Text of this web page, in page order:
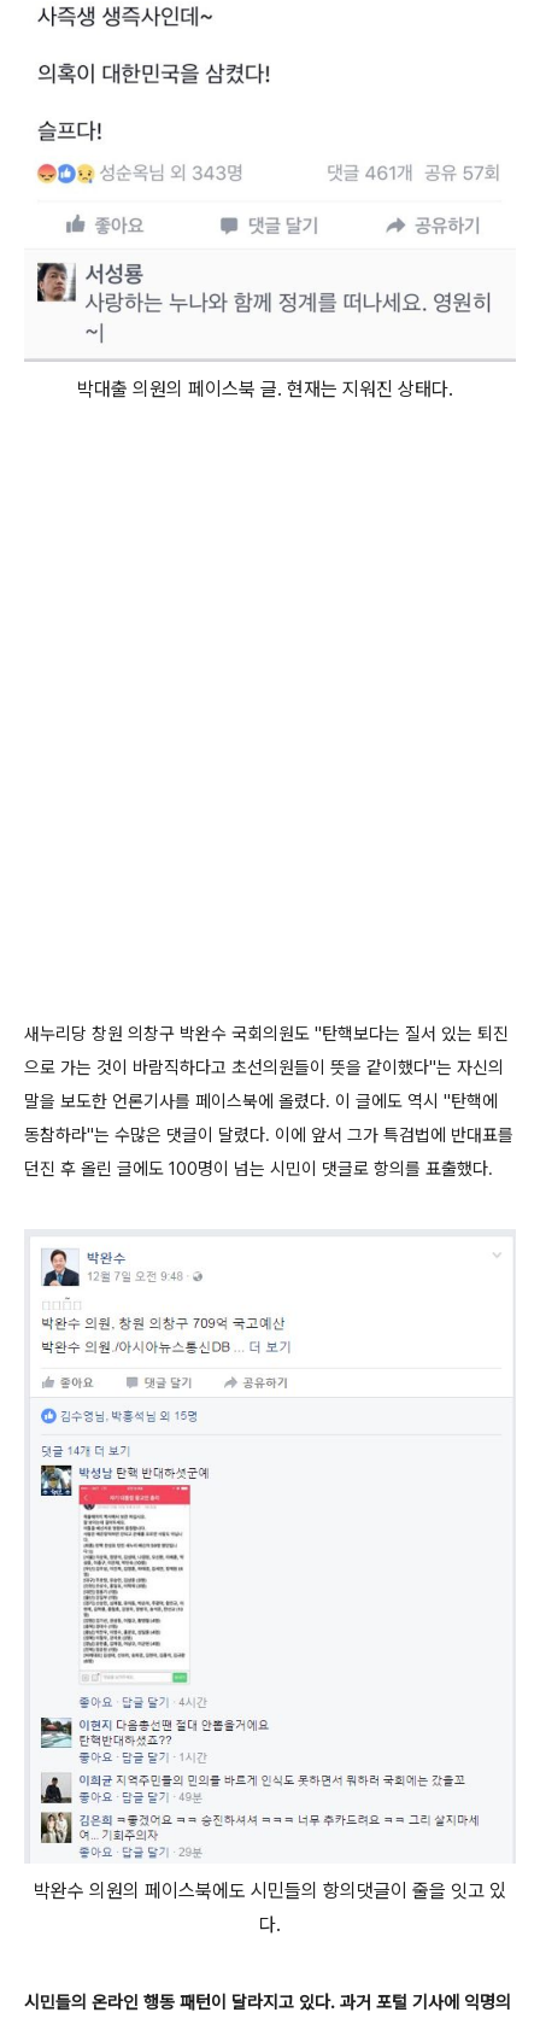
박대출 의원의 페이스북 글. 현재는 지워진 상태다.
새누리당 창원 의창구 박완수 국회의원도 "탄핵보다는 질서 있는 퇴진
으로 가는 것이 바람직하다고 초선의원들이 뜻을 같이했다"는 자신의
말을 보도한 언론기사를 페이스북에 올렸다. 이 글에도 역시 "탄핵에
동참하라"는 수많은 댓글이 달렸다. 이에 앞서 그가 특검법에 반대표를
던진 후 올린 글에도 100명이 넘는 시민이 댓글로 항의를 표출했다.
박완수 의원의 페이스북에도 시민들의 항의댓글이 줄을 잇고 있
다.
시민들의 온라인 행동 패턴이 달라지고 있다. 과거 포털 기사에 익명의